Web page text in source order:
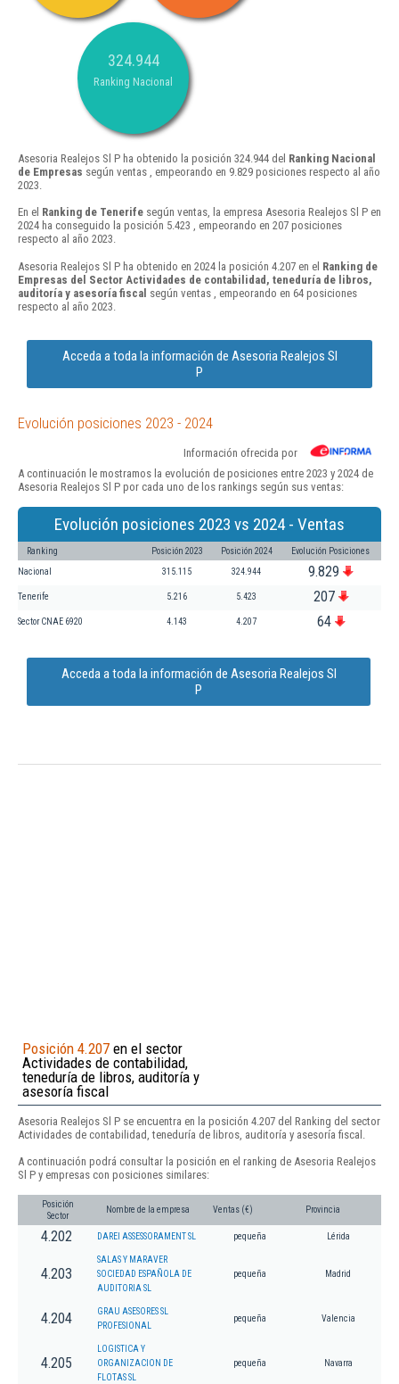
324.944
Ranking Nacional
Asesoria Realejos Sl P ha obtenido la posición 324.944 del Ranking Nacional
de Empresas según ventas , empeorando en 9.829 posiciones respecto al año
2023.
En el Ranking de Tenerife según ventas, la empresa Asesoria Realejos Sl P en
2024 ha conseguido la posición 5.423 , empeorando en 207 posiciones
respecto al año 2023.
Asesoria Realejos Sl P ha obtenido en 2024 la posición 4.207 en el Ranking de
Empresas del Sector Actividades de contabilidad, teneduría de libros,
auditoría y asesoría fiscal según ventas , empeorando en 64 posiciones
respecto al año 2023.
Acceda a toda la información de Asesoria Realejos Sl
P
Evolución posiciones 2023 - 2024
Información ofrecida por
A continuación le mostramos la evolución de posiciones entre 2023 y 2024 de
Asesoria Realejos Sl P por cada uno de los rankings según sus ventas:
Evolución posiciones 2023 vs 2024 - Ventas
Ranking Posición 2023 Posición 2024 Evolución Posiciones
Nacional 315.115 324.944 9.829
Tenerife 5.216 5.423 207
Sector CNAE 6920 4.143 4.207 64
Acceda a toda la información de Asesoria Realejos Sl
P
Posición 4.207 en el sector
Actividades de contabilidad,
teneduría de libros, auditoría y
asesoría fiscal
Asesoria Realejos Sl P se encuentra en la posición 4.207 del Ranking del sector
Actividades de contabilidad, teneduría de libros, auditoría y asesoría fiscal.
A continuación podrá consultar la posición en el ranking de Asesoria Realejos
Sl P y empresas con posiciones similares:
Posición
Sector
Nombre de la empresa Ventas (€) Provincia
4.202 DAREI ASSESSORAMENT SL pequeña Lérida
4.203
SALAS Y MARAVER
SOCIEDAD ESPAÑOLA DE
AUDITORIA SL
pequeña Madrid
4.204
GRAU ASESORES SL
PROFESIONAL
pequeña Valencia
4.205
LOGISTICA Y
ORGANIZACION DE
FLOTAS SL
pequeña Navarra